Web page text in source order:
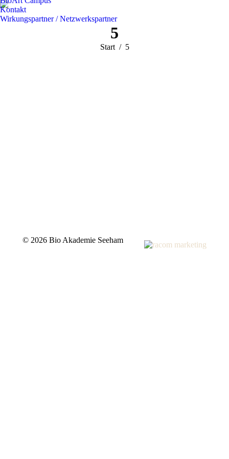
Kontakt
Wirkungspartner / Netzwerkspartner
5
Sie befinden
Start 5
© 2026 Bio Akademie Seeham